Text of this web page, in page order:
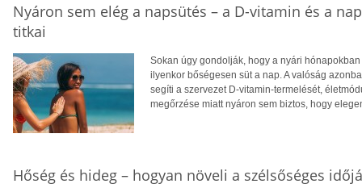
Nyáron sem elég a napsütés – a D-vitamin és a
titkai
Sokan úgy gondolják, hogy a nyári
ilyenkor bőségesen süt a nap. A valóság
segíti a szervezet D-vitamin-termelését,
megőrzése miatt nyáron sem biztos, hogy
Hőség és hideg – hogyan növeli a szélsőséges